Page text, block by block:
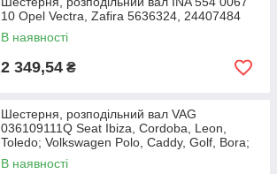
10 Opel Vectra, Zafira 5636324, 24407484
В наявності
2 349,54 ₴
Шестерня, розподільний вал VAG
036109111Q Seat Ibiza, Cordoba, Leon,
Toledo; Volkswagen Polo, Caddy, Golf, Bora;
Skoda Octavia,
В наявності